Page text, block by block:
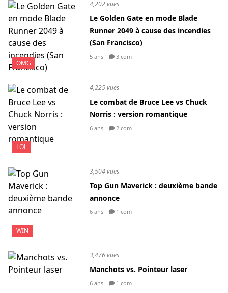
OMG
4,202 vues
Le Golden Gate en mode Blade
Runner 2049 à cause des incendies
(San Francisco)
5 ans 3 com
LOL
4,225 vues
Le combat de Bruce Lee vs Chuck
Norris : version romantique
6 ans 2 com
WIN
3,504 vues
Top Gun Maverick : deuxième bande
annonce
6 ans 1 com
3,476 vues
Manchots vs. Pointeur laser
6 ans 1 com